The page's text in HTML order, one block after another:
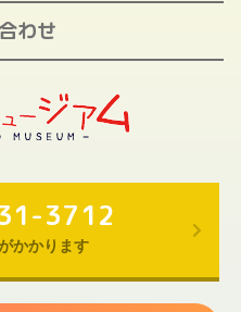
わせ
3712
かかります